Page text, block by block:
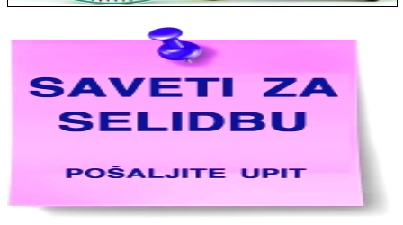
Jelena sa Čukarice: Mogu da pohvalim sve radnike u firmi jer su